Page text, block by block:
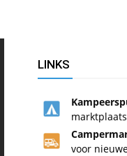
LINKS
voor